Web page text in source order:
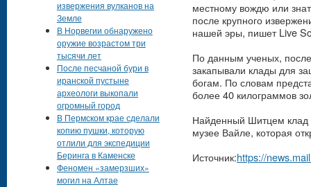
местному вождю или
после крупного
нашей эры, пишет Live
По данным ученых,
закапывали клады для
богам. По словам
более 40 килограммов
Найденный Шитцем клад
музее Вайле, которая
Источник:https://
извержения вулканов на
Земле
В Норвегии обнаружено
оружие возрастом три
тысячи лет
После песчаной бури в
иранской пустыне
археологи выкопали
огромный город
В Пермском крае сделали
копию пушки, которую
отлили для экспедиции
Беринга в Каменске
Феномен «замерзших»
могил на Алтае